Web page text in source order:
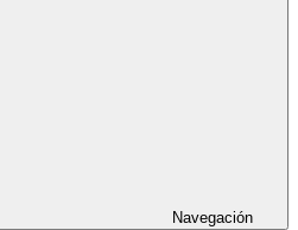
Navegación